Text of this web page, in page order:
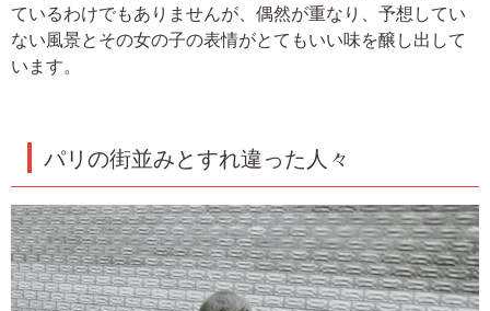
ているわけでもありませんが、偶然が重なり、予想してい
ない風景とその女の子の表情がとてもいい味を醸し出して
います。
パリの街並みとすれ違った人々